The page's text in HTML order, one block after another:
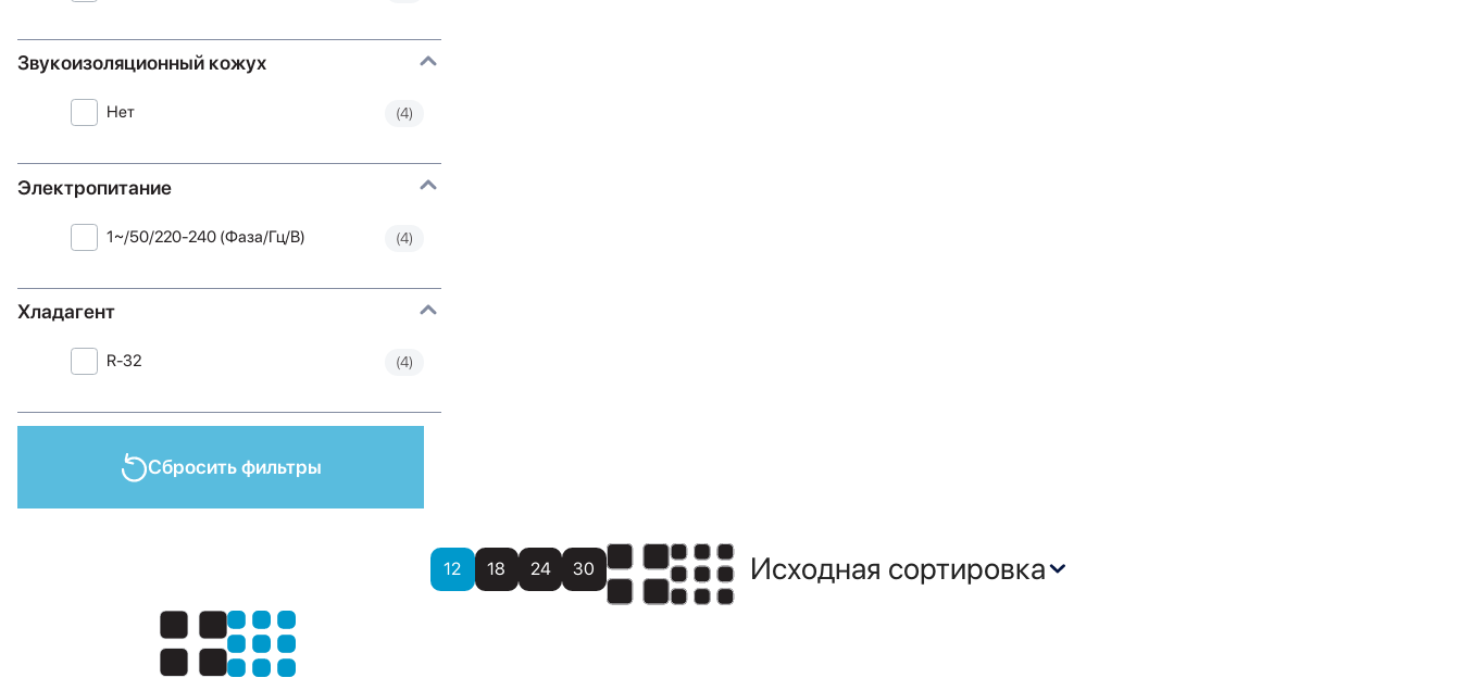
Звукоизоляционный кожух
Нет (4)
Электропитание
1~/50/220-240 (Фаза/Гц/В) (4)
Хладагент
R-32 (4)
Сбросить фильтры
12 18 24 30
Показать: